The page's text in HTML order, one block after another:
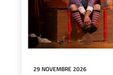
29 NOVEMBRE 2026